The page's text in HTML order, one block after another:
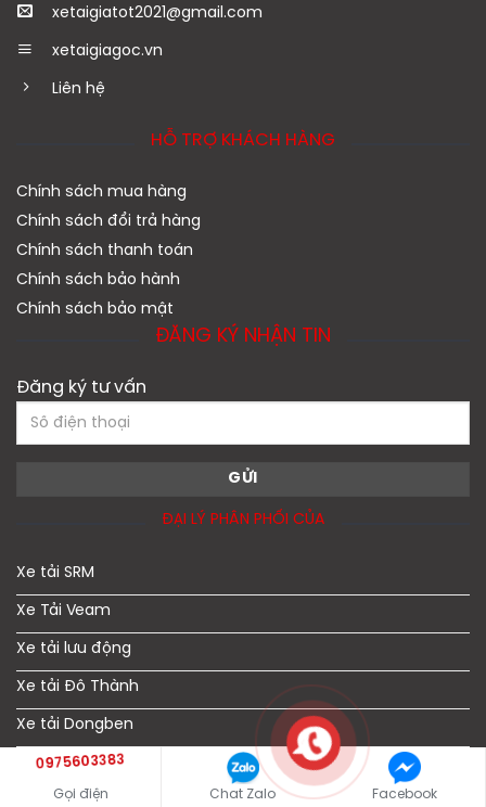
xetaigiatot2021@gmail.com
xetaigiagoc.vn
Liên hệ
HỖ TRỢ KHÁCH HÀNG
Chính sách mua hàng
Chính sách đổi trả hàng
Chính sách thanh toán
Chính sách bảo hành
Chính sách bảo mật
ĐĂNG KÝ NHẬN TIN
Đăng ký tư vấn
ĐẠI LÝ PHÂN PHỐI CỦA
Xe tải SRM
Xe Tải Veam
Xe tải lưu động
Xe tải Đô Thành
Xe tải Dongben
Xe Tải JAC
Xe tải Nissan
0975603383
Gọi điện Chat Zalo Facebook